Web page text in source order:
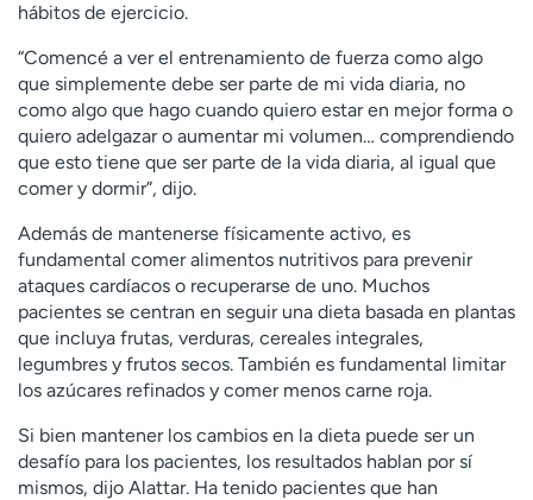
hábitos de ejercicio.
“Comencé a ver el entrenamiento de fuerza como algo
que simplemente debe ser parte de mi vida diaria, no
como algo que hago cuando quiero estar en mejor forma o
quiero adelgazar o aumentar mi volumen… comprendiendo
que esto tiene que ser parte de la vida diaria, al igual que
comer y dormir”, dijo.
Además de mantenerse físicamente activo, es
fundamental comer alimentos nutritivos para prevenir
ataques cardíacos o recuperarse de uno. Muchos
pacientes se centran en seguir una dieta basada en plantas
que incluya frutas, verduras, cereales integrales,
legumbres y frutos secos. También es fundamental limitar
los azúcares refinados y comer menos carne roja.
Si bien mantener los cambios en la dieta puede ser un
desafío para los pacientes, los resultados hablan por sí
mismos, dijo Alattar. Ha tenido pacientes que han